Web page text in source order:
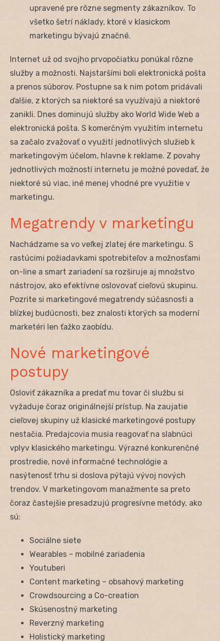
upravené pre rôzne segmenty zákazníkov. To
všetko šetrí náklady, ktoré v klasickom
marketingu bývajú značné.
Internet už od svojho prvopočiatku ponúkal rôzne
služby a možnosti. Najstaršími boli elektronická pošta
a prenos súborov. Postupne sa k nim potom pridávali
ďalšie, z ktorých sa niektoré sa využívajú a niektoré
zanikli. Dnes dominujú služby ako World Wide Web a
elektronická pošta. S komerčným využitím internetu
sa začalo zvažovať o využití jednotlivých služieb k
marketingovým účelom, hlavne k reklame. Z povahy
jednotlivých možností internetu je možné povedať, že
niektoré sú viac, iné menej vhodné pre využitie v
marketingu.
Megatrendy v marketingu
Nachádzame sa vo veľkej zlatej ére marketingu. S
rastúcimi požiadavkami spotrebiteľov a možnosťami
on-line a smart zariadení sa rozširuje aj množstvo
nástrojov, ako efektívne oslovovať cieľovú skupinu.
Pozrite si marketingové megatrendy súčasnosti a
blízkej budúcnosti, bez znalosti ktorých sa moderní
marketéri len ťažko zaobídu.
Nové marketingové
postupy
Osloviť zákazníka a predať mu tovar či službu si
vyžaduje čoraz originálnejší prístup. Na zaujatie
cieľovej skupiny už klasické marketingové postupy
nestačia. Predajcovia musia reagovať na slabnúci
vplyv klasického marketingu. Výrazné konkurenčné
prostredie, nové informačné technológie a
nasýtenosť trhu si doslova pýtajú vývoj nových
trendov. V marketingovom manažmente sa preto
čoraz častejšie presadzujú progresívne metódy, ako
sú:
Sociálne siete
Wearables – mobilné zariadenia
Youtuberi
Content marketing – obsahový marketing
Crowdsourcing a Co-creation
Skúsenostný marketing
Reverzný marketing
Holistický marketing